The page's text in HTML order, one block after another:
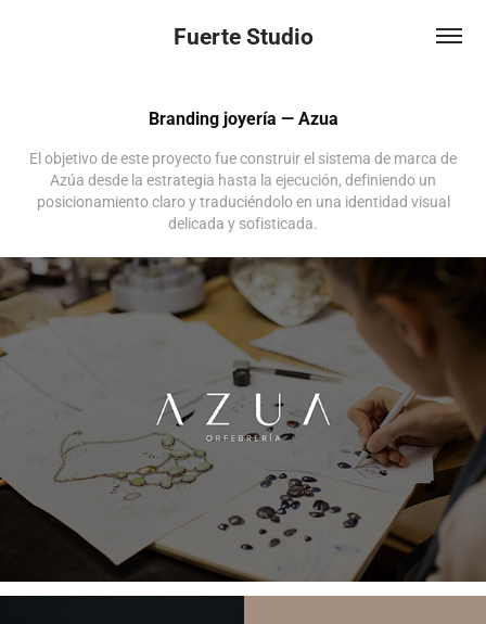
Fuerte Studio
Branding joyería — Azua
El objetivo de este proyecto fue construir el sistema de marca de
Azúa desde la estrategia hasta la ejecución, definiendo un
posicionamiento claro y traduciéndolo en una identidad visual
delicada y sofisticada.